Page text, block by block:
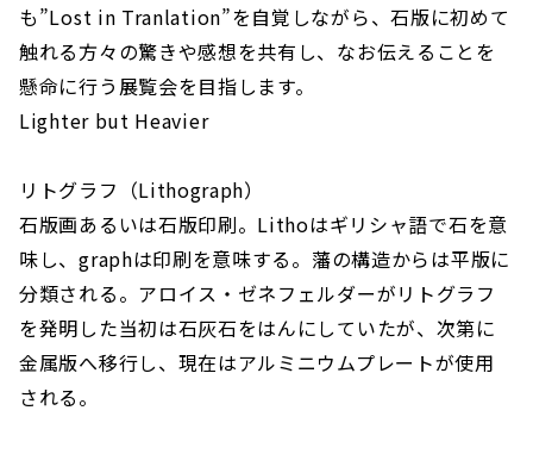
も”Lost in Tranlation”を自覚しながら、石版に初めて
触れる方々の驚きや感想を共有し、なお伝えることを
懸命に行う展覧会を目指します。
Lighter but Heavier
リトグラフ（Lithograph）
石版画あるいは石版印刷。Lithoはギリシャ語で石を意
味し、graphは印刷を意味する。藩の構造からは平版に
分類される。アロイス・ゼネフェルダーがリトグラフ
を発明した当初は石灰石をはんにしていたが、次第に
金属版へ移行し、現在はアルミニウムプレートが使用
される。